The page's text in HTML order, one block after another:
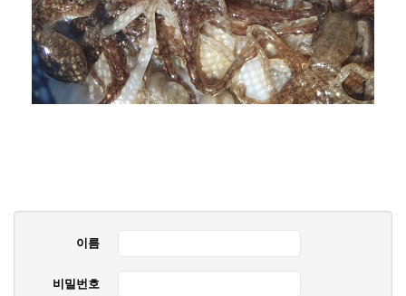
이름
비밀번호